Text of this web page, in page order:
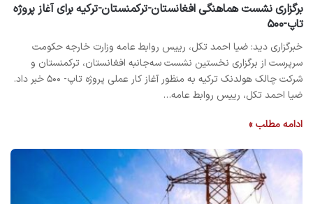
برگزاری نشست هماهنگی افغانستان-ترکمنستان-ترکیه برای آغاز پروژه
تاپ-۵۰۰
خبرگزاری دید: ‏ضیا احمد تکل، رییس روابط عامه وزارت خارجه حکومت
سرپرست از برگزاری نخستین نشست سه‌جانبه افغانستان، ترکمنستان و
شرکت چالک هولدنک ترکیه به منظور آغاز کار عملی پروژه تاپ- ۵۰۰ خبر داد.
ضیا احمد تکل، رییس روابط عامه…
ادامه مطلب »